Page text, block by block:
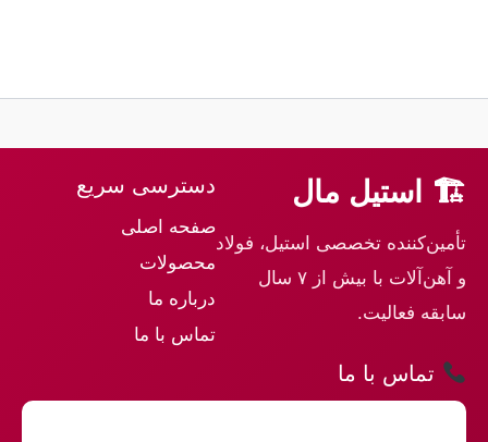
🏗 استیل مال
تأمین‌کننده تخصصی استیل، فولاد
و آهن‌آلات با بیش از ۷ سال
سابقه فعالیت.
دسترسی سریع
صفحه اصلی
محصولات
درباره ما
تماس با ما
تماس با ما